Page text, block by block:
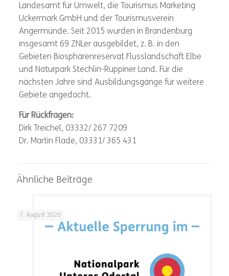
Landesamt für Umwelt, die Tourismus Marketing
Uckermark GmbH und der Tourismusverein
Angermünde. Seit 2015 wurden in Brandenburg
insgesamt 69 ZNLer ausgebildet, z. B. in den
Gebieten Biosphärenreservat Flusslandschaft Elbe
und Naturpark Stechlin-Ruppiner Land. Für die
nächsten Jahre sind Ausbildungsgänge für weitere
Gebiete angedacht.
Für Rückfragen:
Dirk Treichel, 03332/ 267 7209
Dr. Martin Flade, 03331/ 365 431
Ähnliche Beiträge
7. August 2026